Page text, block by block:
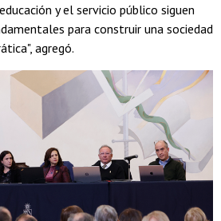
y el servicio público siguen
para construir una sociedad
agregó.